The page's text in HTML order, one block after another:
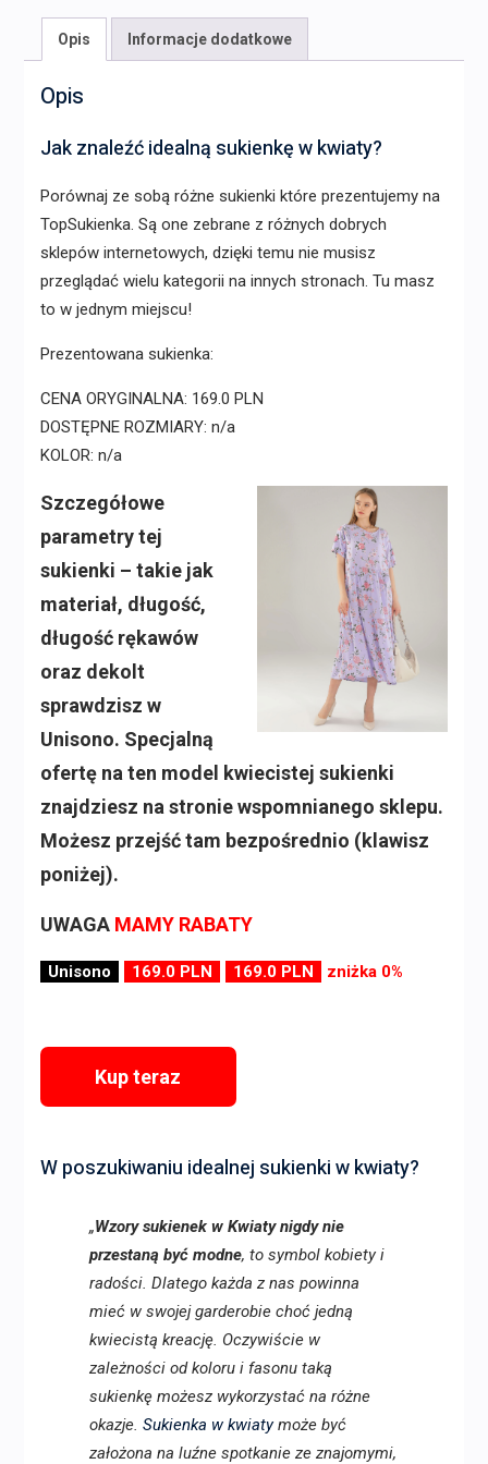
Opis Informacje dodatkowe
Opis
Jak znaleźć idealną sukienkę w kwiaty?
Porównaj ze sobą różne sukienki które prezentujemy na
TopSukienka. Są one zebrane z różnych dobrych
sklepów internetowych, dzięki temu nie musisz
przeglądać wielu kategorii na innych stronach. Tu masz
to w jednym miejscu!
Prezentowana sukienka:
CENA ORYGINALNA: 169.0 PLN
DOSTĘPNE ROZMIARY: n/a
KOLOR: n/a
Szczegółowe
parametry tej
sukienki – takie jak
materiał, długość,
długość rękawów
oraz dekolt
sprawdzisz w
Unisono. Specjalną
ofertę na ten model kwiecistej sukienki
znajdziesz na stronie wspomnianego sklepu.
Możesz przejść tam bezpośrednio (klawisz
poniżej).
UWAGA MAMY RABATY
Unisono 169.0 PLN 169.0 PLN zniżka 0%
Kup teraz
W poszukiwaniu idealnej sukienki w kwiaty?
„Wzory sukienek w Kwiaty nigdy nie
przestaną być modne, to symbol kobiety i
radości. Dlatego każda z nas powinna
mieć w swojej garderobie choć jedną
kwiecistą kreację. Oczywiście w
zależności od koloru i fasonu taką
sukienkę możesz wykorzystać na różne
okazje. Sukienka w kwiatymoże być
założona na luźne spotkanie ze znajomymi,